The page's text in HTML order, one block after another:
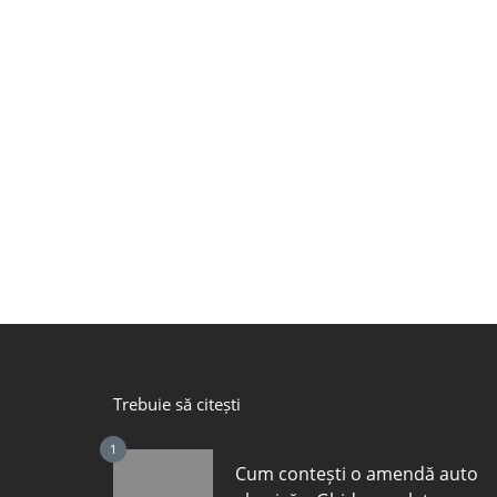
Trebuie să citești
1
Cum contești o amendă auto